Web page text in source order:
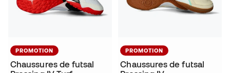
PROMOTION
Chaussures de futsal
PROMOTION
Chaussures de futsal